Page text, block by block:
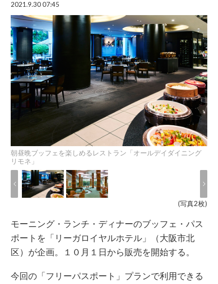
2021.9.30 07:45
朝昼晩ブッフェを楽しめるレストラン「オールデイダイニング
リモネ」
(写真2枚)
モーニング・ランチ・ディナーのブッフェ・パス
ポートを「リーガロイヤルホテル」（大阪市北
区）が企画。１０月１日から販売を開始する。
今回の「フリーパスポート」プランで利用できる